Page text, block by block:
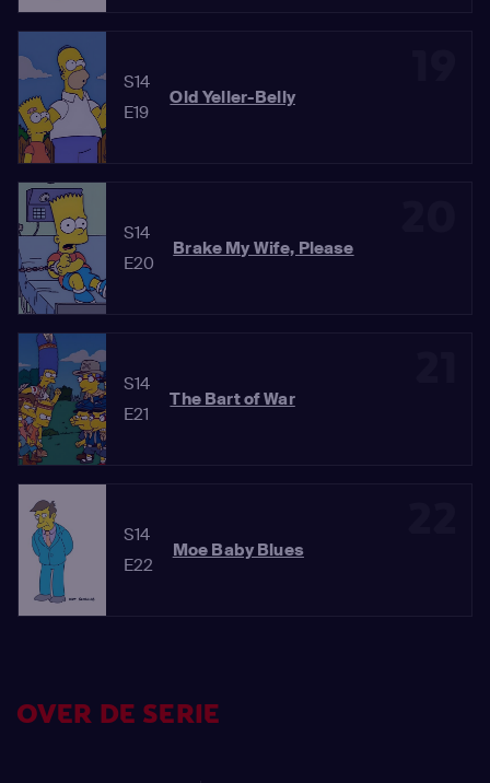
S14
E19
Old Yeller-Belly
S14
E20
Brake My Wife, Please
S14
E21
The Bart of War
S14
E22
Moe Baby Blues
OVER DE SERIE